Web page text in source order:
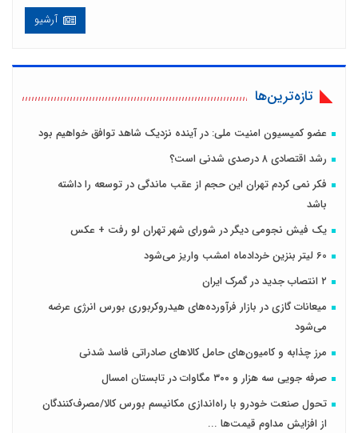
آرشیو
تازه‌ترین‌ها
عضو کمیسیون امنیت ملی: در آینده نزدیک شاهد توافق خواهیم بود
رشد اقتصادی ۸‌ درصدی شدنی است؟
فکر نمی کردم تهران این حجم از عقب ماندگی در توسعه را داشته
باشد
یک فیش نجومی دیگر در شورای شهر تهران لو رفت + عکس
60 لیتر بنزین خردادماه امشب واریز می‌شود
۲ انتصاب جدید در گمرک ایران
میعانات گازی در بازار فرآورده‌های هیدروکربوری بورس انرژی عرضه
می‌شود
مرز چذابه و کامیون‌های حامل کالاهای صادراتی فاسد شدنی
صرفه جویی سه هزار و ۳۰۰ مگاوات در تابستان امسال
تحول صنعت خودرو با راه‌اندازی مکانیسم بورس کالا/مصرف‌کنندگان
از افزایش مداوم قیمت‌ها ...